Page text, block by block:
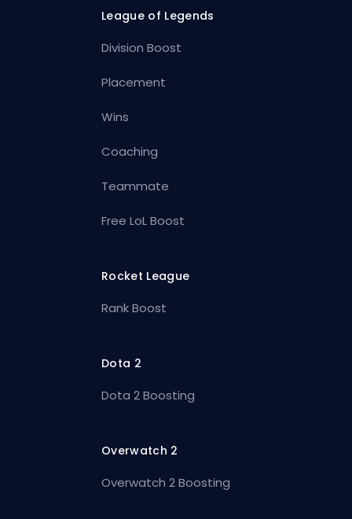
League of Legends
Division Boost
Placement
Wins
Coaching
Teammate
Free LoL Boost
Rocket League
Rank Boost
Dota 2
Dota 2 Boosting
Overwatch 2
Overwatch 2 Boosting